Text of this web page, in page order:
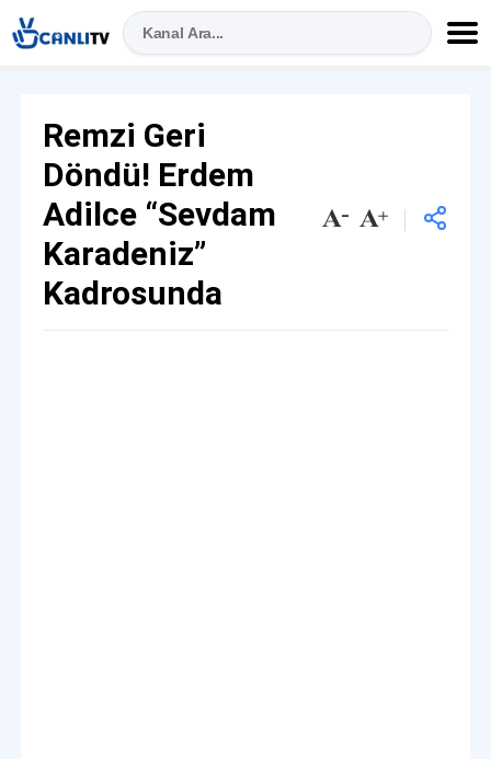
Remzi Geri
Döndü! Erdem
Adilce “Sevdam
Karadeniz”
Kadrosunda